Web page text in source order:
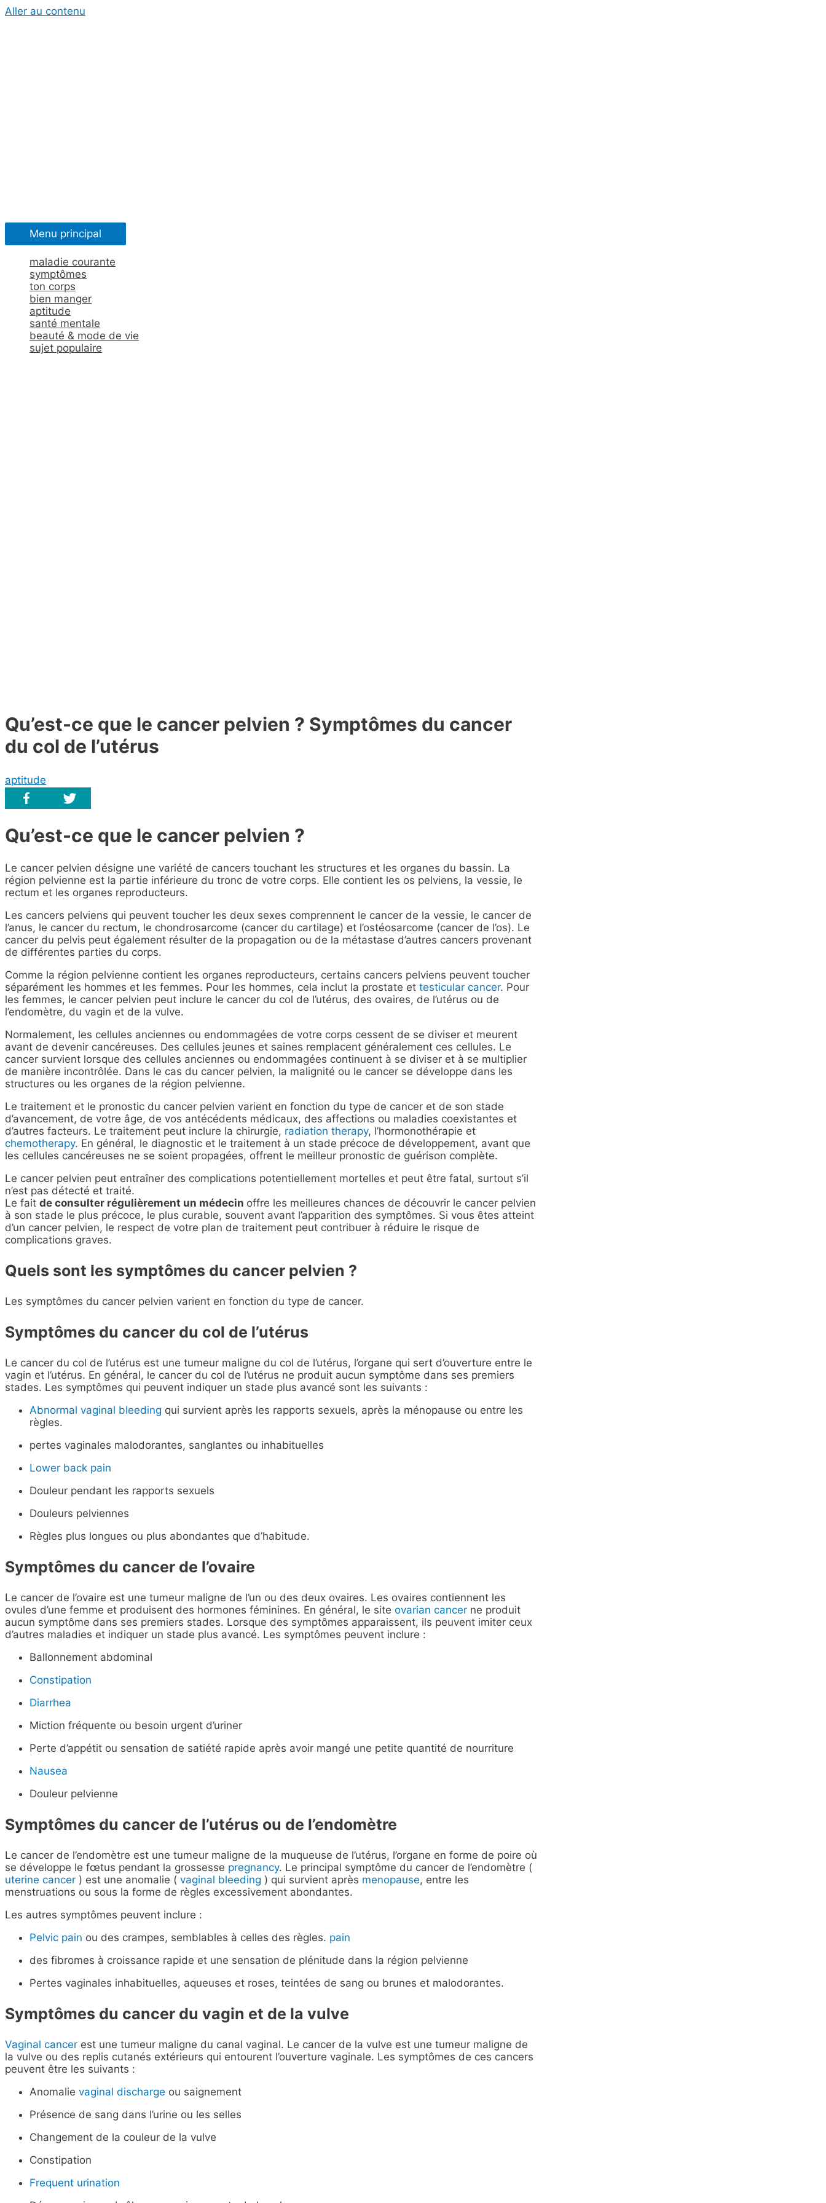
Aller au contenu
Menu principal
maladie courante
symptômes
ton corps
bien manger
aptitude
santé mentale
beauté & mode de vie
sujet populaire
Qu’est-ce que le cancer pelvien ? Symptômes du cancer
du col de l’utérus
aptitude
Qu’est-ce que le cancer pelvien ?
Le cancer pelvien désigne une variété de cancers touchant les structures et les organes du bassin. La
région pelvienne est la partie inférieure du tronc de votre corps. Elle contient les os pelviens, la vessie, le
rectum et les organes reproducteurs.
Les cancers pelviens qui peuvent toucher les deux sexes comprennent le cancer de la vessie, le cancer de
l’anus, le cancer du rectum, le chondrosarcome (cancer du cartilage) et l’ostéosarcome (cancer de l’os). Le
cancer du pelvis peut également résulter de la propagation ou de la métastase d’autres cancers provenant
de différentes parties du corps.
Comme la région pelvienne contient les organes reproducteurs, certains cancers pelviens peuvent toucher
séparément les hommes et les femmes. Pour les hommes, cela inclut la prostate et testicular cancer. Pour
les femmes, le cancer pelvien peut inclure le cancer du col de l’utérus, des ovaires, de l’utérus ou de
l’endomètre, du vagin et de la vulve.
Normalement, les cellules anciennes ou endommagées de votre corps cessent de se diviser et meurent
avant de devenir cancéreuses. Des cellules jeunes et saines remplacent généralement ces cellules. Le
cancer survient lorsque des cellules anciennes ou endommagées continuent à se diviser et à se multiplier
de manière incontrôlée. Dans le cas du cancer pelvien, la malignité ou le cancer se développe dans les
structures ou les organes de la région pelvienne.
Le traitement et le pronostic du cancer pelvien varient en fonction du type de cancer et de son stade
d’avancement, de votre âge, de vos antécédents médicaux, des affections ou maladies coexistantes et
d’autres facteurs. Le traitement peut inclure la chirurgie, radiation therapy, l’hormonothérapie et
chemotherapy. En général, le diagnostic et le traitement à un stade précoce de développement, avant que
les cellules cancéreuses ne se soient propagées, offrent le meilleur pronostic de guérison complète.
Le cancer pelvien peut entraîner des complications potentiellement mortelles et peut être fatal, surtout s’il
n’est pas détecté et traité.
Le fait de consulter régulièrement un médecin offre les meilleures chances de découvrir le cancer pelvien
à son stade le plus précoce, le plus curable, souvent avant l’apparition des symptômes. Si vous êtes atteint
d’un cancer pelvien, le respect de votre plan de traitement peut contribuer à réduire le risque de
complications graves.
Quels sont les symptômes du cancer pelvien ?
Les symptômes du cancer pelvien varient en fonction du type de cancer.
Symptômes du cancer du col de l’utérus
Le cancer du col de l’utérus est une tumeur maligne du col de l’utérus, l’organe qui sert d’ouverture entre le
vagin et l’utérus. En général, le cancer du col de l’utérus ne produit aucun symptôme dans ses premiers
stades. Les symptômes qui peuvent indiquer un stade plus avancé sont les suivants :
Abnormal vaginal bleeding qui survient après les rapports sexuels, après la ménopause ou entre les
règles.
pertes vaginales malodorantes, sanglantes ou inhabituelles
Lower back pain
Douleur pendant les rapports sexuels
Douleurs pelviennes
Règles plus longues ou plus abondantes que d’habitude.
Symptômes du cancer de l’ovaire
Le cancer de l’ovaire est une tumeur maligne de l’un ou des deux ovaires. Les ovaires contiennent les
ovules d’une femme et produisent des hormones féminines. En général, le site ovarian cancer ne produit
aucun symptôme dans ses premiers stades. Lorsque des symptômes apparaissent, ils peuvent imiter ceux
d’autres maladies et indiquer un stade plus avancé. Les symptômes peuvent inclure :
Ballonnement abdominal
Constipation
Diarrhea
Miction fréquente ou besoin urgent d’uriner
Perte d’appétit ou sensation de satiété rapide après avoir mangé une petite quantité de nourriture
Nausea
Douleur pelvienne
Symptômes du cancer de l’utérus ou de l’endomètre
Le cancer de l’endomètre est une tumeur maligne de la muqueuse de l’utérus, l’organe en forme de poire où
se développe le fœtus pendant la grossesse pregnancy. Le principal symptôme du cancer de l’endomètre (
uterine cancer ) est une anomalie ( vaginal bleeding ) qui survient après menopause, entre les
menstruations ou sous la forme de règles excessivement abondantes.
Les autres symptômes peuvent inclure :
Pelvic pain ou des crampes, semblables à celles des règles. pain
des fibromes à croissance rapide et une sensation de plénitude dans la région pelvienne
Pertes vaginales inhabituelles, aqueuses et roses, teintées de sang ou brunes et malodorantes.
Symptômes du cancer du vagin et de la vulve
Vaginal cancer est une tumeur maligne du canal vaginal. Le cancer de la vulve est une tumeur maligne de
la vulve ou des replis cutanés extérieurs qui entourent l’ouverture vaginale. Les symptômes de ces cancers
peuvent être les suivants :
Anomalie vaginal discharge ou saignement
Présence de sang dans l’urine ou les selles
Changement de la couleur de la vulve
Constipation
Frequent urination